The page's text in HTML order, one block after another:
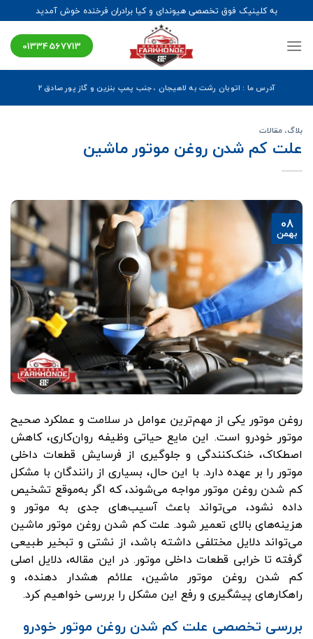
to
content
به کلینیک فوق تخصصی هیوندای و کیا برادران فرخنده خوش آمدید
01334567713
آدرس ما : اتوبان رشت به لاهیجان ، جنب پمپ بنزین و گاز پور صادق ۲
بلاگ، مقالات
علت کم شدن روغن موتور ماشین
08
بهمن
روغن موتور یکی از مهم‌ترین عوامل در سلامت و عملکرد صحیح
موتور خودرو است. این مایع حیاتی وظیفه روان‌کاری، کاهش
اصطکاک، خنک‌کنندگی و جلوگیری از فرسایش قطعات داخلی
موتور را بر عهده دارد. با این حال، بسیاری از رانندگان با مشکل
کم شدن روغن موتور مواجه می‌شوند، که اگر به‌موقع تشخیص
داده نشود، می‌تواند باعث آسیب‌های جدی به موتور و
هزینه‌های بالای تعمیر شود. علت کم شدن روغن موتور ماشین
می‌تواند دلایل مختلفی داشته باشد، از نشتی و تبخیر طبیعی
گرفته تا خرابی قطعات داخلی موتور. در این مقاله، دلایل اصلی
کم شدن روغن موتور ماشین، علائم هشدار دهنده، و
راهکارهای پیشگیری و رفع این مشکل را بررسی خواهیم کرد.
بررسی تخصصی علت کم شدن روغن موتور خودرو